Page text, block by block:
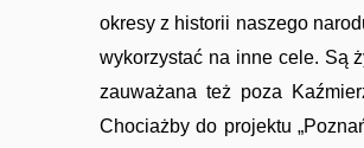
okresy z historii naszego
wykorzystać na inne cele. Są
zauważana też poza
Chociażby do projektu